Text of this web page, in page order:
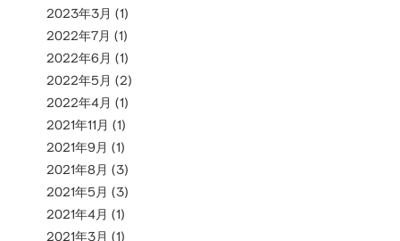
2023年3月 (1)
2022年7月 (1)
2022年6月 (1)
2022年5月 (2)
2022年4月 (1)
2021年11月 (1)
2021年9月 (1)
2021年8月 (3)
2021年5月 (3)
2021年4月 (1)
2021年3月 (1)